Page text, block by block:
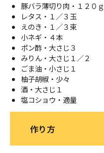
豚バラ薄切り肉・１２０ｇ
レタス・１／３玉
えのき・１／３束
小ネギ・４本
ポン酢・大さじ３
みりん・大さじ１／２
ごま油・小さじ１
柚子胡椒・少々
酒・大さじ１
塩コショウ・適量
作り方